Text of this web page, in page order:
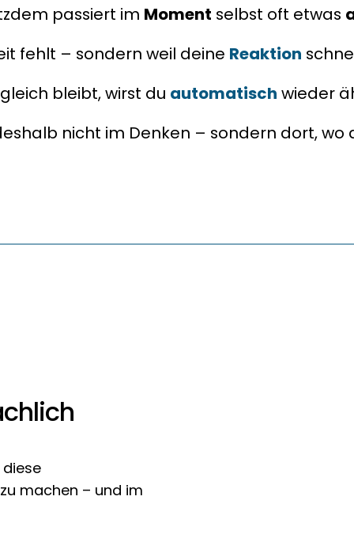
passiert im Moment selbst oft etwas
fehlt – sondern weil deine Reaktion
bleibt, wirst du automatisch wieder
nicht im Denken – sondern dort, wo
machen – und im